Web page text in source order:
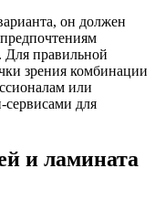
он должен
Для правильной
зрения комбинации
или
сервисами для
и ламината